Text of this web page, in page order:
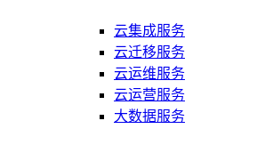
云集成服务
云迁移服务
云运维服务
云运营服务
大数据服务